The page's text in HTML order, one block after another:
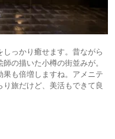
っかり癒せます。昔ながら
の描いた小樽の街並みが。
も倍増しますね。アメニテ
旅だけど、美活もできて良